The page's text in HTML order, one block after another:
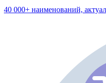
40 000+ наименований,